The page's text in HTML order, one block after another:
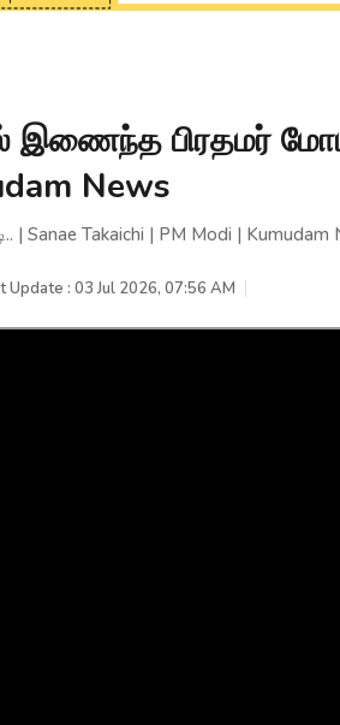
இணைந்த பிரதமர்
News
Takaichi | PM Modi | Kumudam
Update : 03 Jul 2026, 07:56 AM